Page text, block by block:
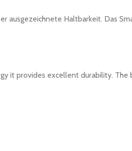
ausgezeichnete Haltbarkeit. Das
it provides excellent durability. The